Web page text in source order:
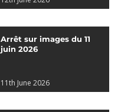
Arrêt sur images du 11
juin 2026
11th June 2026